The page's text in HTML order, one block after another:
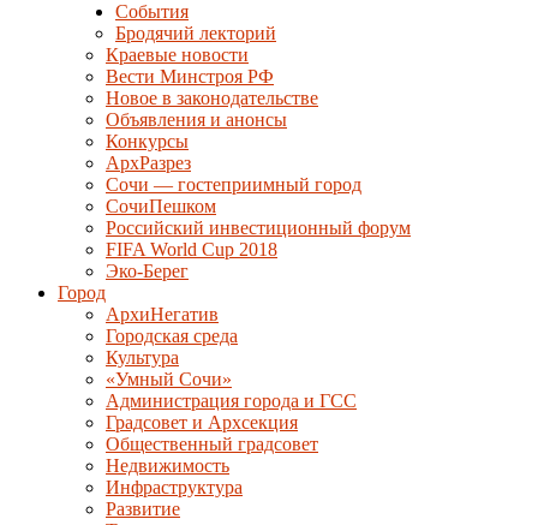
События
Бродячий лекторий
Краевые новости
Вести Минстроя РФ
Новое в законодательстве
Объявления и анонсы
Конкурсы
АрхРазрез
Сочи — гостеприимный город
СочиПешком
Российский инвестиционный форум
FIFA World Cup 2018
Эко-Берег
Город
АрхиНегатив
Городская среда
Культура
«Умный Сочи»
Администрация города и ГСС
Градсовет и Архсекция
Общественный градсовет
Недвижимость
Инфраструктура
Развитие